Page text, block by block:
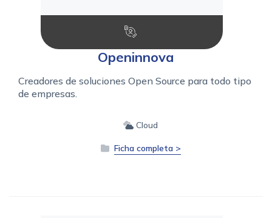
Openinnova
Creadores de soluciones Open Source para todo tipo
de empresas.
Cloud
Ficha completa >